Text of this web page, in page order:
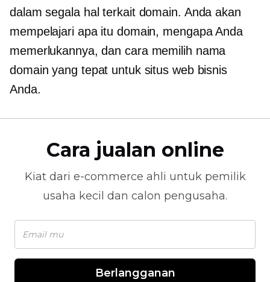
dalam segala halterkait domain. Anda akan
mempelajari apa itu domain, mengapa Anda
memerlukannya, dan cara memilih nama
domain yang tepat untuk situs web bisnis
Anda.
Cara jualan online
Kiat dari e-commerce ahli untuk pemilik
usaha kecil dan calon pengusaha.
Berlangganan